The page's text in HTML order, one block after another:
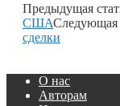
Предыдущая
СШАСледующая
сделки
О нас
Авторам